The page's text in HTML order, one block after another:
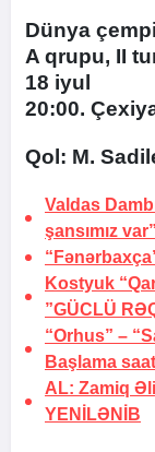
Dünya
A qrupu, II
18 iyul
20:00.
Qol: M.
Valdas
şansımız var”
Kostyuk
”GÜCLÜ
“Orhus” –
Başlama
AL: Zamiq
YENİLƏNİB